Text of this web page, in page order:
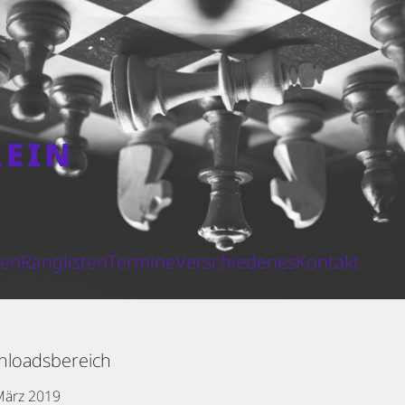
RanglistenTermineVerschiedenesKontakt
2019